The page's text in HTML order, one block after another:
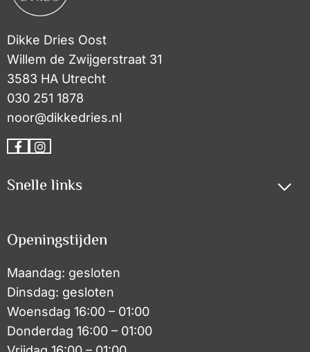
Dikke Dries Oost
Willem de Zwijgerstraat 31
3583 HA Utrecht
030 251 1878
noor@dikkedries.nl
Go
Facebook
Go
Instagram
Snelle links
Openingstijden
Maandag: gesloten
Dinsdag: gesloten
Woensdag 16:00 – 01:00
Donderdag 16:00 – 01:00